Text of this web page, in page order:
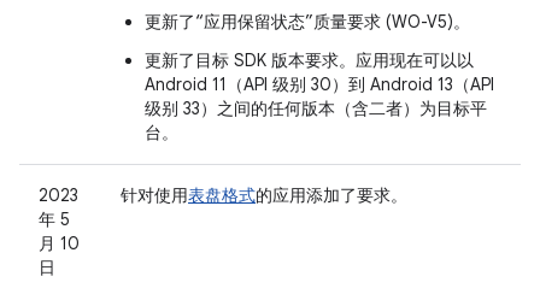
更新了“应用保留状态”质量要求 (WO-V5)。
更新了目标 SDK 版本要求。应用现在可以以
Android 11（API 级别 30）到 Android 13（API
级别 33）之间的任何版本（含二者）为目标平
台。
2023
年 5
月 10
日
针对使用表盘格式的应用添加了要求。